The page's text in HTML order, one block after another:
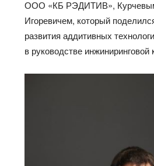
ООО «КБ РЭДИТИВ»,
Игоревичем, который
развития аддитивных
в руководстве инжиниринговой